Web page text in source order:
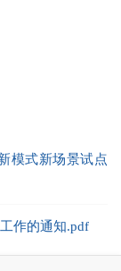
模式新场景试点
作的通知.pdf